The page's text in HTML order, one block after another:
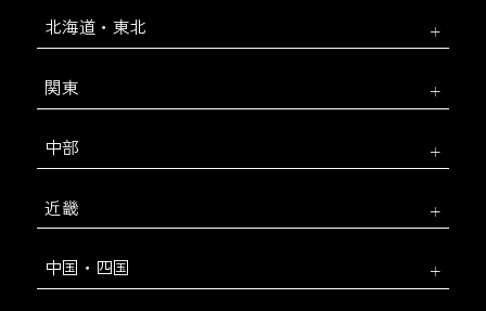
北海道・東北
関東
中部
近畿
中国・四国